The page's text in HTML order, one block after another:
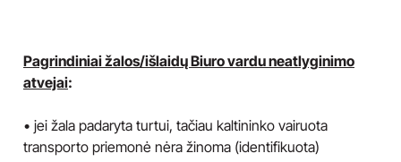
Pagrindiniai žalos/išlaidų Biuro vardu neatlyginimo
atvejai:
• jei žala padaryta turtui, tačiau kaltininko vairuota
transporto priemonė nėra žinoma (identifikuota)